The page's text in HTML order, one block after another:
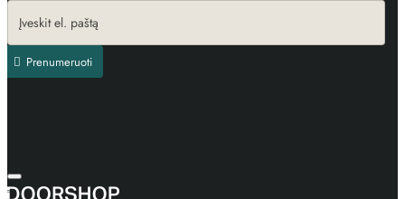
Prenumeruoti